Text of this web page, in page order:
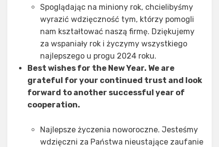
Spoglądając na miniony rok, chcielibyśmy
wyrazić wdzięczność tym, którzy pomogli
nam kształtować naszą firmę. Dziękujemy
za wspaniały rok i życzymy wszystkiego
najlepszego u progu 2024 roku.
Best wishes for the New Year. We are
grateful for your continued trust and look
forward to another successful year of
cooperation.
Najlepsze życzenia noworoczne. Jesteśmy
wdzięczni za Państwa nieustające zaufanie